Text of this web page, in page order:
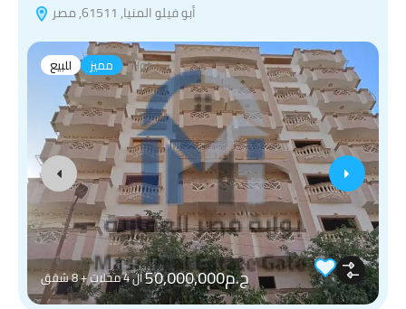
أبو فيلو المنيا, 61511, مصر
للبيع مميز Hot
ج.م50,000,000 ال 4 محلات + 8 شقق